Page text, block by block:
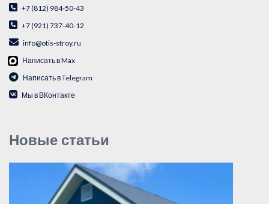
+7 (812) 984-50-43
+7 (921) 737-40-12
info@otis-stroy.ru
Написать в Max
Написать в Telegram
Мы в ВКонтакте
Новые статьи